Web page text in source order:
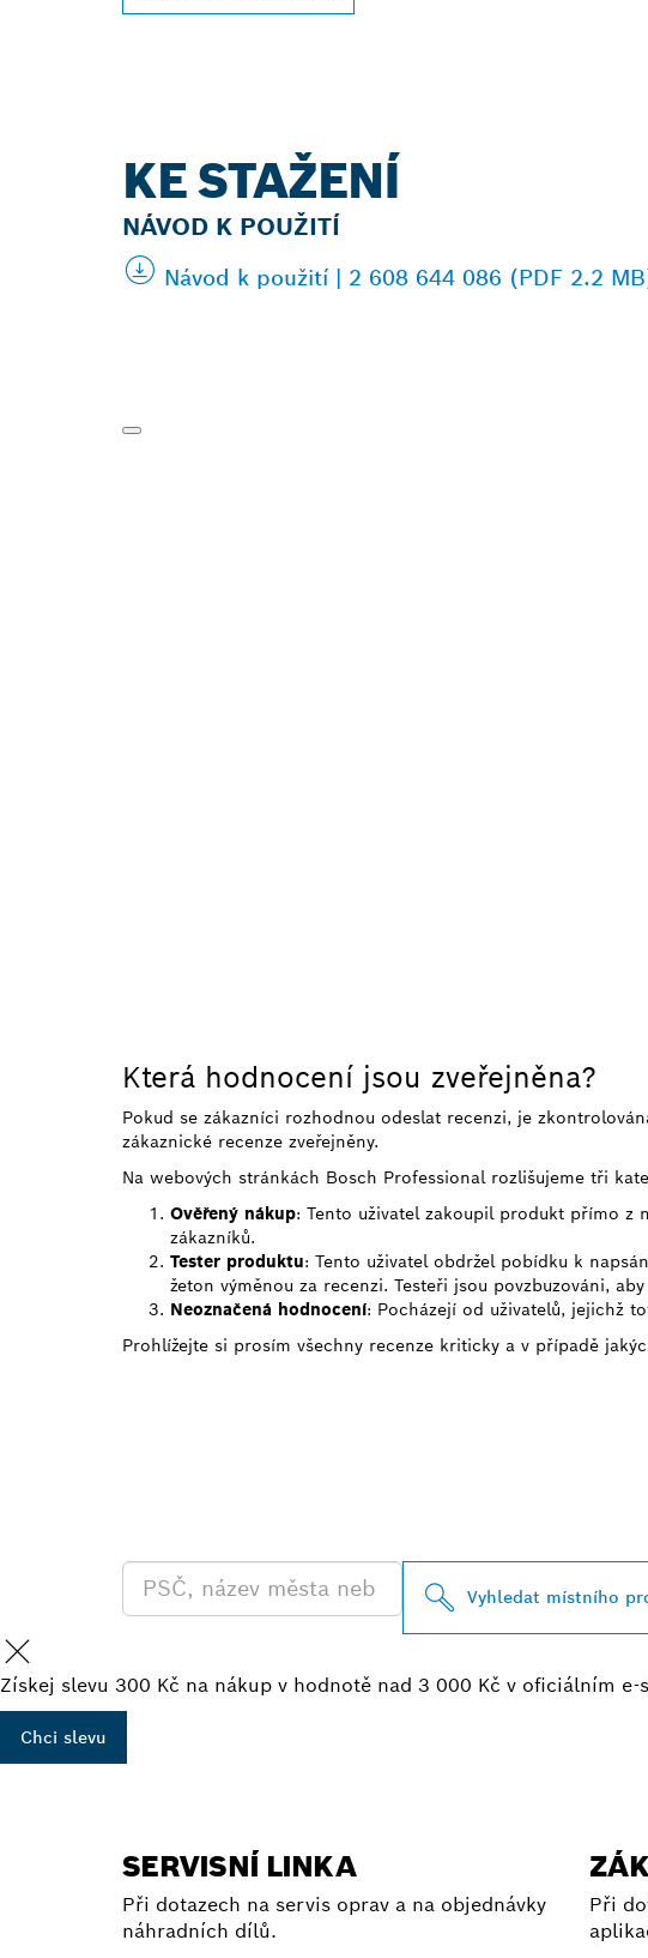
KE STAŽENÍ
NÁVOD K POUŽITÍ
Návod k použití | 2 608 644 086 (PDF 2.2
Která hodnocení jsou zveřejněna?
Pokud se zákazníci rozhodnou odeslat recenzi, je
zákaznické recenze zveřejněny.
Na webových stránkách Bosch Professional rozlišujeme tři
Ověřený nákup: Tento uživatel zakoupil produkt přímo z
zákazníků.
Tester produktu: Tento uživatel obdržel pobídku k
žeton výměnou za recenzi. Testeři jsou povzbuzováni,
Neoznačená hodnocení: Pocházejí od uživatelů, jejichž
Prohlížejte si prosím všechny recenze kriticky a v případě
Vyhledat místního
Získej slevu 300 Kč na nákup v hodnotě nad 3 000 Kč v oficiálním e-
Chci slevu
SERVISNÍ LINKA
Při dotazech na servis oprav a na objednávky
náhradních dílů.
Při